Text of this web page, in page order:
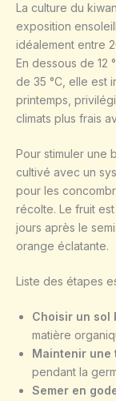
La culture du
exposition
idéalement entre
En dessous de 12
de 35 °C, elle est
printemps,
climats plus frais
Pour stimuler une
cultivé avec un
pour les
récolte. Le fruit
jours après le
orange éclatante.
Liste des étapes
Choisir un sol
matière
Maintenir une
pendant la
Semer en